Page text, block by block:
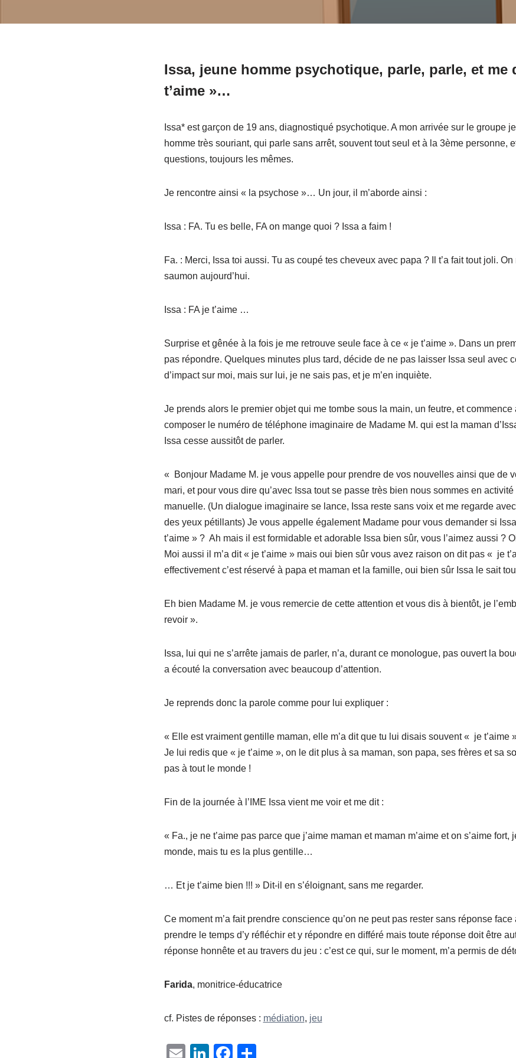
Issa, jeune homme psychotique, parle, parle, et me
t’aime »…
Issa* est garçon de 19 ans, diagnostiqué psychotique. A mon arrivée sur le groupe
homme très souriant, qui parle sans arrêt, souvent tout seul et à la 3ème personne,
questions, toujours les mêmes.
Je rencontre ainsi « la psychose »… Un jour, il m’aborde ainsi :
Issa : FA. Tu es belle, FA on mange quoi ? Issa a faim !
Fa. : Merci, Issa toi aussi. Tu as coupé tes cheveux avec papa ? Il t’a fait tout joli.
saumon aujourd’hui.
Issa : FA je t’aime …
Surprise et gênée à la fois je me retrouve seule face à ce « je t’aime ». Dans un
pas répondre. Quelques minutes plus tard, décide de ne pas laisser Issa seul avec
d’impact sur moi, mais sur lui, je ne sais pas, et je m’en inquiète.
Je prends alors le premier objet qui me tombe sous la main, un feutre, et commence
composer le numéro de téléphone imaginaire de Madame M. qui est la maman
Issa cesse aussitôt de parler.
« Bonjour Madame M. je vous appelle pour prendre de vos nouvelles ainsi que de
mari, et pour vous dire qu’avec Issa tout se passe très bien nous sommes en activité
manuelle. (Un dialogue imaginaire se lance, Issa reste sans voix et me regarde avec
des yeux pétillants) Je vous appelle également Madame pour vous demander si
t’aime » ? Ah mais il est formidable et adorable Issa bien sûr, vous l’aimez aussi ?
Moi aussi il m’a dit « je t’aime » mais oui bien sûr vous avez raison on dit pas « je
effectivement c’est réservé à papa et maman et la famille, oui bien sûr Issa le sait
Eh bien Madame M. je vous remercie de cette attention et vous dis à bientôt, je
revoir ».
Issa, lui qui ne s’arrête jamais de parler, n’a, durant ce monologue, pas ouvert la
a écouté la conversation avec beaucoup d’attention.
Je reprends donc la parole comme pour lui expliquer :
« Elle est vraiment gentille maman, elle m’a dit que tu lui disais souvent « je t’aime
Je lui redis que « je t’aime », on le dit plus à sa maman, son papa, ses frères et sa
pas à tout le monde !
Fin de la journée à l’IME Issa vient me voir et me dit :
« Fa., je ne t’aime pas parce que j’aime maman et maman m’aime et on s’aime
monde, mais tu es la plus gentille…
… Et je t’aime bien !!! » Dit-il en s’éloignant, sans me regarder.
Ce moment m’a fait prendre conscience qu’on ne peut pas rester sans réponse
prendre le temps d’y réfléchir et y répondre en différé mais toute réponse doit être
réponse honnête et au travers du jeu : c’est ce qui, sur le moment, m’a permis de
Farida, monitrice-éducatrice
cf. Pistes de réponses : médiation, jeu
E Li F